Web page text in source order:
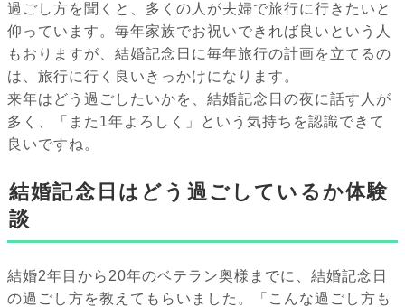
過ごし方を聞くと、多くの人が夫婦で旅行に行きたいと
仰っています。毎年家族でお祝いできれば良いという人
もおりますが、結婚記念日に毎年旅行の計画を立てるの
は、旅行に行く良いきっかけになります。
来年はどう過ごしたいかを、結婚記念日の夜に話す人が
多く、「また1年よろしく」という気持ちを認識できて
良いですね。
結婚記念日はどう過ごしているか体験
談
結婚2年目から20年のベテラン奥様までに、結婚記念日
の過ごし方を教えてもらいました。「こんな過ごし方も